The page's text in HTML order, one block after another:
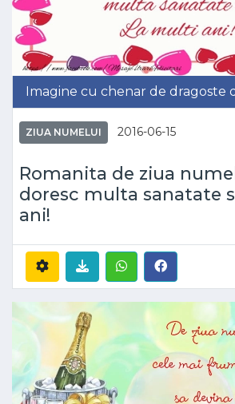
Imagine cu chenar de dragoste
ZIUA NUMELUI 2016-06-15
Romanita de ziua
doresc multa sanatate
ani!